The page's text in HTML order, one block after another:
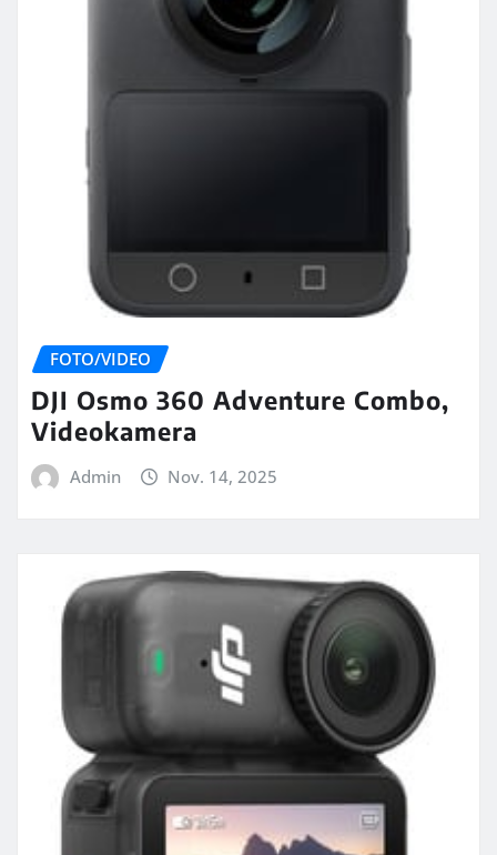
FOTO/VIDEO
DJI Osmo 360 Adventure Combo,
Videokamera
Admin Nov. 14, 2025